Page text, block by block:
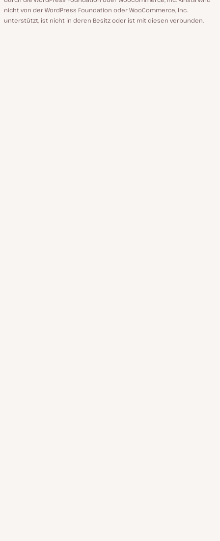
nicht von der WordPress Foundation oder WooCommerce, Inc.
unterstützt, ist nicht in deren Besitz oder ist mit diesen verbunden.